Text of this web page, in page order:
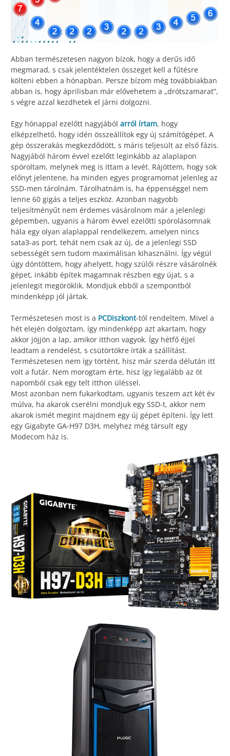
Abban természetesen nagyon bízok, hogy a derűs idő
megmarad, s csak jelentéktelen összeget kell a fűtésre
költeni ebben a hónapban. Persze bízom még továbbiakban
abban is, hogy áprilisban már elővehetem a „drótszamarat”,
s végre azzal kezdhetek el járni dolgozni.
Egy hónappal ezelőtt nagyjából arról írtam, hogy
elképzelhető, hogy idén összeállítok egy új számítógépet. A
gép összerakás megkezdődött, s máris teljesült az első fázis.
Nagyjából három évvel ezelőtt leginkább az alaplapon
spóroltam, melynek meg is ittam a levét. Rájöttem, hogy sok
előnyt jelentene, ha minden egyes programomat jelenleg az
SSD-men tárolnám. Tárolhatnám is, ha éppenséggel nem
lenne 60 gigás a teljes eszköz. Azonban nagyobb
teljesítményűt nem érdemes vásárolnom már a jelenlegi
gépemben, ugyanis a három évvel ezelőtti spórolásomnak
hála egy olyan alaplappal rendelkezem, amelyen nincs
sata3-as port, tehát nem csak az új, de a jelenlegi SSD
sebességét sem tudom maximálisan kihasználni. Így végül
úgy döntöttem, hogy ahelyett, hogy szülői részre vásárolnék
gépet, inkább építek magamnak részben egy újat, s a
jelenlegit megöröklik. Mondjuk ebből a szempontból
mindenképp jól jártak.
Természetesen most is a PCDiszkont-tól rendeltem. Mivel a
hét elején dolgoztam, így mindenképp azt akartam, hogy
akkor jöjjön a lap, amikor itthon vagyok. Így hétfő éjjel
leadtam a rendelést, s csütörtökre írták a szállítást.
Természetesen nem így történt, hisz már szerda délután itt
volt a futár. Nem morogtam érte, hisz így legalább az öt
napomból csak egy telt itthon üléssel.
Most azonban nem fukarkodtam, ugyanis teszem azt két év
múlva, ha akarok cserélni mondjuk egy SSD-t, akkor nem
akarok ismét megint majdnem egy új gépet építeni. Így lett
egy Gigabyte GA-H97 D3H, melyhez még társult egy
Modecom ház is.